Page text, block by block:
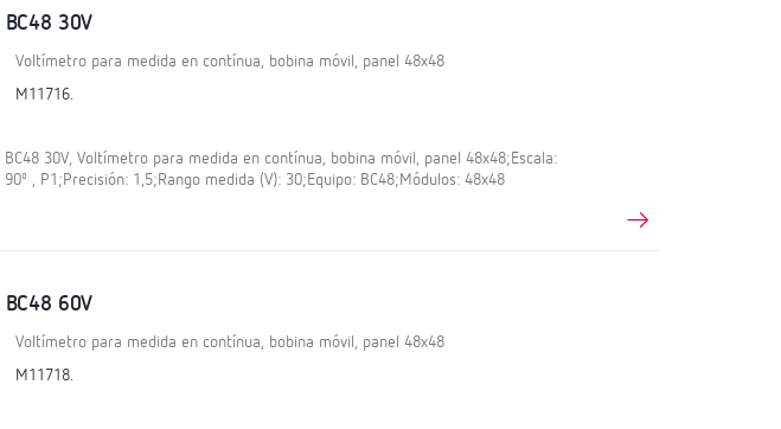
BC48 30V
Voltímetro para medida en contínua, bobina móvil, panel 48x48
M11716.
BC48 30V, Voltímetro para medida en contínua, bobina móvil, panel 48x48;Escala:
90º , P1;Precisión: 1,5;Rango medida (V): 30;Equipo: BC48;Módulos: 48x48
BC48 60V
Voltímetro para medida en contínua, bobina móvil, panel 48x48
M11718.